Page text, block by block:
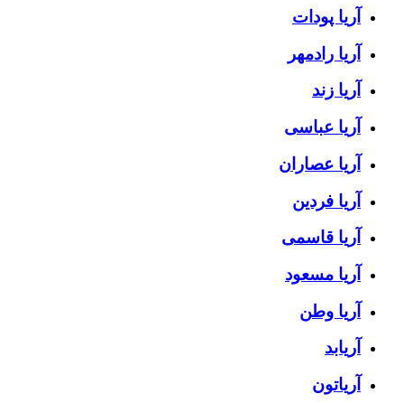
آریا پودات
آریا رادمهر
آریا زند
آریا عباسی
آریا عصاران
آریا فردین
آریا قاسمی
آریا مسعود
آریا وطن
آریابد
آریاتون